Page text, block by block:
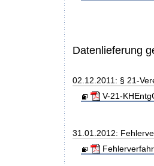
Datenlieferung
02.12.2011: § 21-
V-21-
31.01.2012: